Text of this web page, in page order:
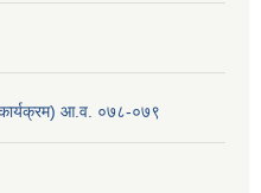
कार्यक्रम) आ.व. ०७८-०७९